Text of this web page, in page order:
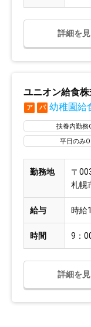
詳細を
ユニオン給食
ア パ 幼稚園給
扶養内勤務
平日のみ
勤務地
札幌
給与 時給
時間 9：
詳細を